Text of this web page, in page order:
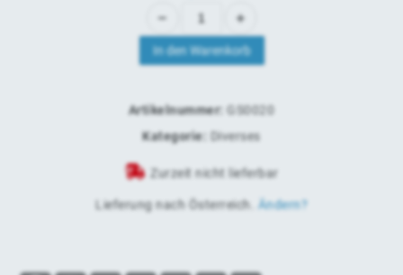
In den Warenkorb
Artikelnummer:
GS0020
Kategorie:
Diverses
Zurzeit nicht lieferbar
Lieferung nach Österreich Ändern?